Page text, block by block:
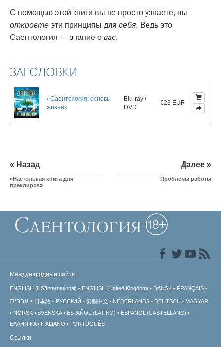
С помощью этой книги вы не просто узнаете, вы
откроете эти принципы для себя. Ведь это
Саентология — знание о вас.
ЗАГОЛОВКИ
«Саентология: основы
жизни»
Blu-ray /
DVD
€23 EUR
« Назад
«Настольная книга для
преклиров»
Далее »
Проблемы работы
Международные сайты
ENGLISH (US/International) ENGLISH (United Kingdom) DANSK FRANÇAIS
עברית 日本語 РУССКИЙ 繁體中文 NEDERLANDS DEUTSCH
MAGYAR
NORSK
SVENSKA ESPAÑOL (LATINO)
ESPAÑOL (CASTELLANO)
ΕΛΛΗΝΙΚA
ITALIANO PORTUGUÊS
Ссылки